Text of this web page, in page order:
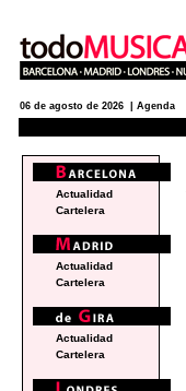
06 de agosto de 2026 | Agenda
Actualidad
Cartelera
Actualidad
Cartelera
Actualidad
Cartelera